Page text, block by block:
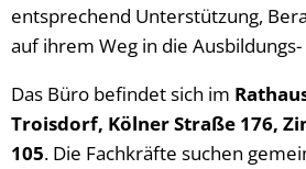
entsprechend Unterstützung,
auf ihrem Weg in die
Das Büro befindet sich im
Troisdorf, Kölner Straße 176,
105. Die Fachkräfte suchen